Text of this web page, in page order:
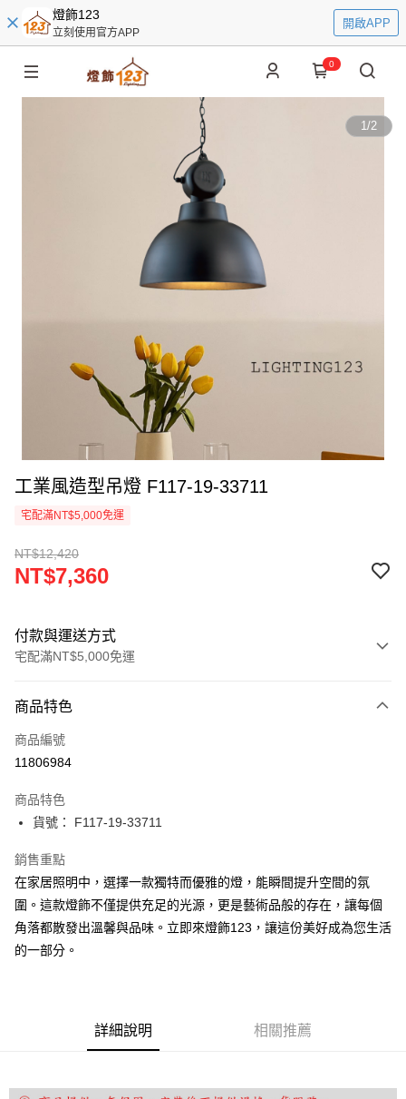
燈飾123
立刻使用官方APP
開啟APP
0
1/2
工業風造型吊燈 F117-19-33711
宅配滿NT$5,000免運
NT$12,420
NT$7,360
付款與運送方式
宅配滿NT$5,000免運
信用卡一次付款
LINE Pay
街口支付
悠遊付
Google Pay
全盈+PAY
AFTEE先享後付
商品特色
商品編號
11806984
商品特色
貨號： F117-19-33711
銷售重點
在家居照明中，選擇一款獨特而優雅的燈，能瞬間提升空間的氛
圍。這款燈飾不僅提供充足的光源，更是藝術品般的存在，讓每個
角落都散發出溫馨與品味。立即來燈飾123，讓這份美好成為您生活
的一部分。
詳細說明 相關推薦